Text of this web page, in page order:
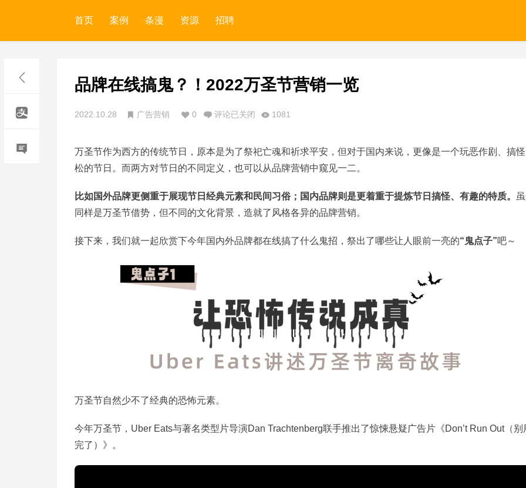
首页 案例 条漫 资源 招聘
品牌在线搞鬼？！2022万圣节营销一览
2022.10.28 广告营销 0 评论已关闭 1081
万圣节作为西方的传统节日，原本是为了祭祀亡魂和祈求平安，但对于国内来说，更像是一个玩恶作剧、搞
松的节日。而两方对节日的不同定义，也可以从品牌营销中窥见一二。
比如国外品牌更侧重于展现节日经典元素和民间习俗；国内品牌则是更着重于提炼节日搞怪、有趣的特质。
同样是万圣节借势，但不同的文化背景，造就了风格各异的品牌营销。
接下来，我们就一起欣赏下今年国内外品牌都在线搞了什么鬼招，祭出了哪些让人眼前一亮的“鬼点子”吧～
万圣节自然少不了经典的恐怖元素。
今年万圣节，Uber Eats与著名类型片导演Dan Trachtenberg联手推出了惊悚悬疑广告片《Don’t Run Out（别
完了）》。